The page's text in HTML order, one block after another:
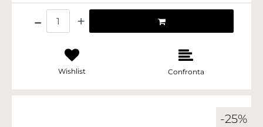
Wishlist Confronta
-25%